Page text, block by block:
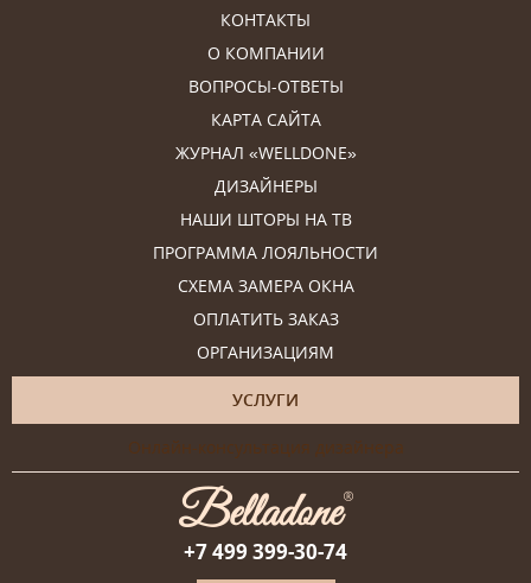
КОНТАКТЫ
О КОМПАНИИ
ВОПРОСЫ-ОТВЕТЫ
КАРТА САЙТА
ЖУРНАЛ «WELLDONE»
ДИЗАЙНЕРЫ
НАШИ ШТОРЫ НА ТВ
ПРОГРАММА ЛОЯЛЬНОСТИ
СХЕМА ЗАМЕРА ОКНА
ОПЛАТИТЬ ЗАКАЗ
ОРГАНИЗАЦИЯМ
УСЛУГИ
Онлайн-консультация дизайнера
+7 499 399-30-74